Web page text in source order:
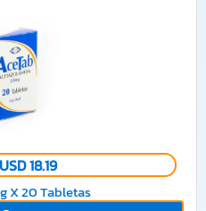
USD 18.19
X 20 Tabletas